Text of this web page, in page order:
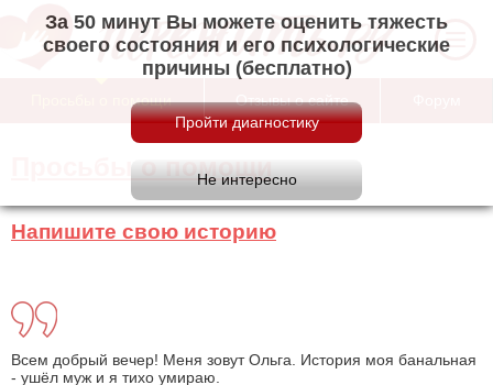
За 50 минут Вы можете оценить тяжесть
своего состояния и его психологические
причины (бесплатно)
Просьбы о помощи Отзывы о сайте
Просьбы о помощи
Напишите свою историю
Всем добрый вечер! Меня зовут Ольга. История моя банальная
- ушёл муж и я тихо умираю.